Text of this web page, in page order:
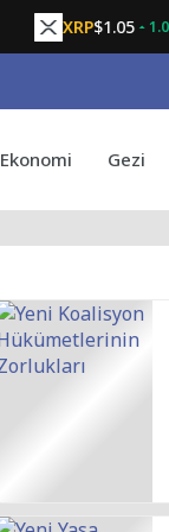
XRP$1.05 1.01%
Ekonomi Gezi